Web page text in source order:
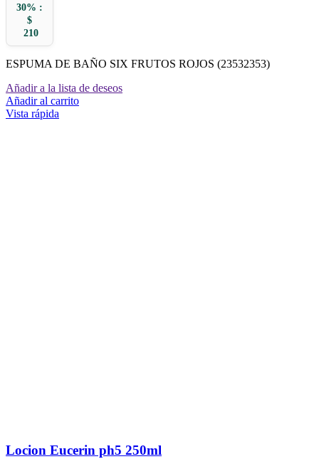
30% :
$
210
ESPUMA DE BAÑO SIX FRUTOS ROJOS (23532353)
Añadir a la lista de deseos
Añadir al carrito
Vista rápida
Locion Eucerin ph5 250ml